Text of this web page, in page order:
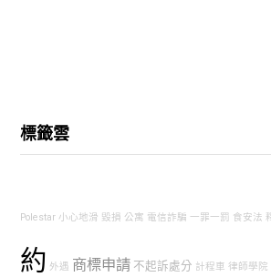
標籤雲
Polestar 小心地滑 毀損 公寓 電信詐騙 一罪一罰 食安法
約 外遇 商標申請 不起訴處分 計程車 律師學院